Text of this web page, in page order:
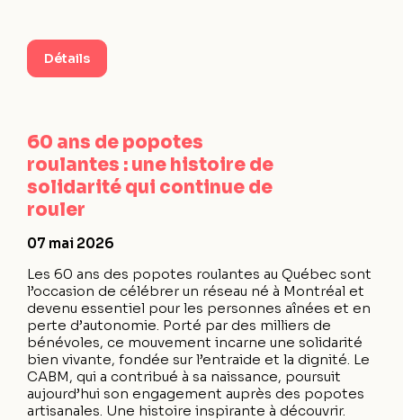
Détails
60 ans de popotes
roulantes : une histoire de
solidarité qui continue de
rouler
07 mai 2026
Les 60 ans des popotes roulantes au Québec sont
l’occasion de célébrer un réseau né à Montréal et
devenu essentiel pour les personnes aînées et en
perte d’autonomie. Porté par des milliers de
bénévoles, ce mouvement incarne une solidarité
bien vivante, fondée sur l’entraide et la dignité. Le
CABM, qui a contribué à sa naissance, poursuit
aujourd’hui son engagement auprès des popotes
artisanales. Une histoire inspirante à découvrir.